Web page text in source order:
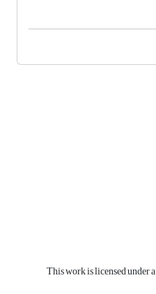
This work is licensed under a